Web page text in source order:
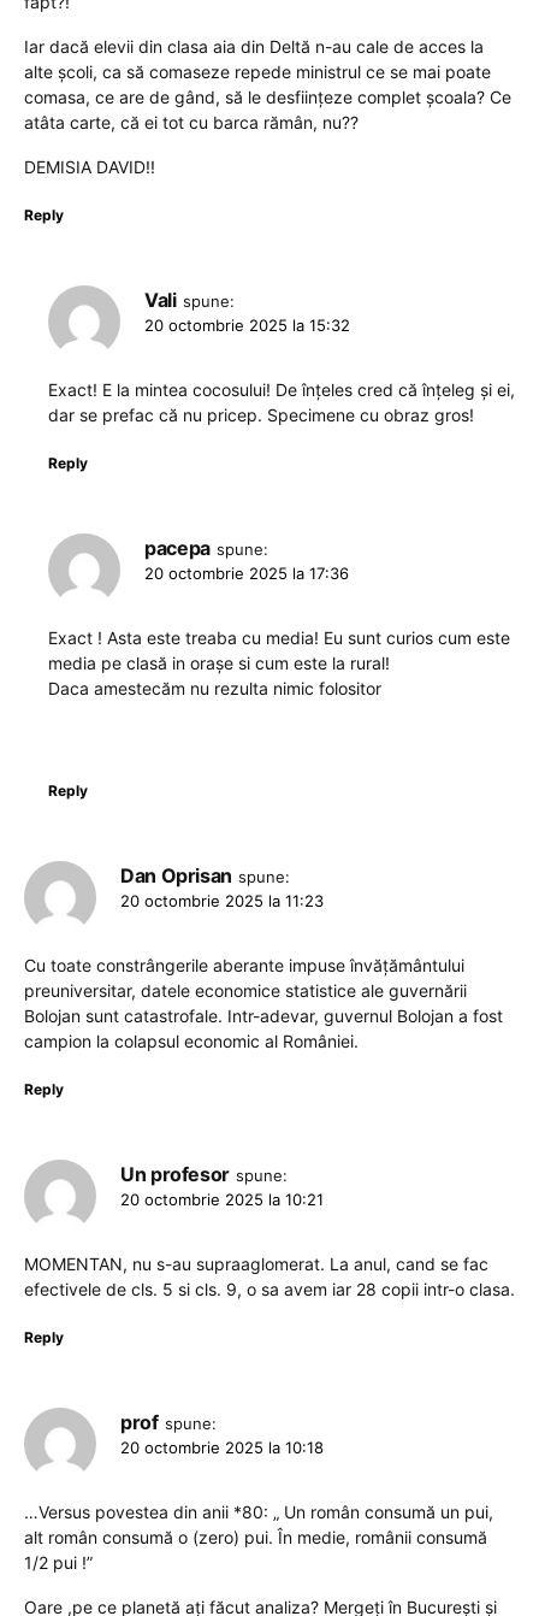
Iar dacă elevii din clasa aia din Deltă n-au cale de acces la
alte școli, ca să comaseze repede ministrul ce se mai poate
comasa, ce are de gând, să le desființeze complet școala? Ce
atâta carte, că ei tot cu barca rămân, nu??
DEMISIA DAVID!!
Reply
Vali spune:
20 octombrie 2025 la 15:32
Exact! E la mintea cocosului! De înțeles cred că înțeleg și ei,
dar se prefac că nu pricep. Specimene cu obraz gros!
Reply
pacepa spune:
20 octombrie 2025 la 17:36
Exact ! Asta este treaba cu media! Eu sunt curios cum este
media pe clasă in orașe si cum este la rural!
Daca amestecăm nu rezulta nimic folositor
Reply
Dan Oprisan spune:
20 octombrie 2025 la 11:23
Cu toate constrângerile aberante impuse învățământului
preuniversitar, datele economice statistice ale guvernării
Bolojan sunt catastrofale. Intr-adevar, guvernul Bolojan a fost
campion la colapsul economic al României.
Reply
Un profesor spune:
20 octombrie 2025 la 10:21
MOMENTAN, nu s-au supraaglomerat. La anul, cand se fac
efectivele de cls. 5 si cls. 9, o sa avem iar 28 copii intr-o clasa.
Reply
prof spune:
20 octombrie 2025 la 10:18
…Versus povestea din anii *80: „ Un român consumă un pui,
alt român consumă o (zero) pui. În medie, românii consumă
1/2 pui !”
Oare ,pe ce planetă ați făcut analiza? Mergeți în București și